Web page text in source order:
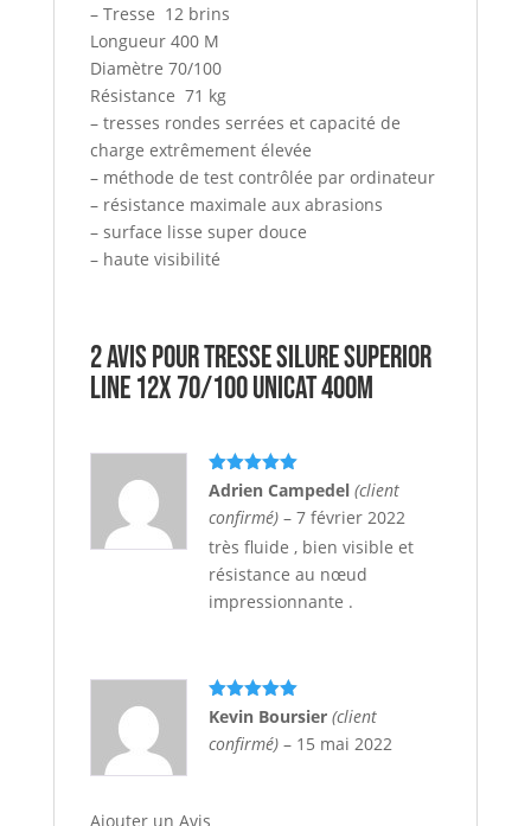
– Tresse 12 brins
Longueur 400 M
Diamètre 70/100
Résistance 71 kg
– tresses rondes serrées et capacité de
charge extrêmement élevée
– méthode de test contrôlée par ordinateur
– résistance maximale aux abrasions
– surface lisse super douce
– haute visibilité
2 avis pourTresse silure SUPERIOR
LINE 12X 70/100 UNICAT 400M
Note5sur
Adrien Campedel (client
confirmé) – 7 février 2022
très fluide , bien visible et
résistance au nœud
impressionnante .
Note5 sur
Kevin Boursier (client
confirmé) – 15 mai 2022
Ajouter un Avis